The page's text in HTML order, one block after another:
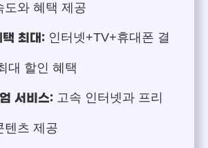
도와 혜택 제공
택 최대: 인터넷+TV+휴대폰 결
대 할인 혜택
서비스: 고속 인터넷과 프리
텐츠 제공